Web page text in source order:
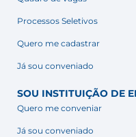
Processos Seletivos
Quero me cadastrar
Já sou conveniado
SOU INSTITUIÇÃO DE
Quero me conveniar
Já sou conveniado